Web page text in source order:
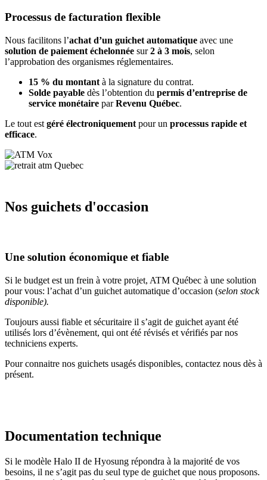
Processus de facturation flexible
Nous facilitons l’achat d’un guichet automatique avec une
solution de paiement échelonnée sur2 à 3 mois, selon
l’approbation des organismes réglementaires.
15 % du montant à la signature du contrat.
Solde payable dès l’obtention du permis d’entreprise de
service monétaire parRevenu Québec.
Le tout est géré électroniquement pour un processus rapide et
efficace.
Nos guichets d'occasion
Une solution économique et fiable
Si le budget est un frein à votre projet, ATM Québec à une solution
pour vous: l’achat d’un guichet automatique d’occasion (selon stock
disponible).
Toujours aussi fiable et sécuritaire il s’agit de guichet ayant été
utilisés lors d’évènement, qui ont été révisés et vérifiés par nos
techniciens experts.
Pour connaitre nos guichets usagés disponibles, contactez nous dès à
présent.
Documentation technique
Si le modèle Halo II de Hyosung répondra à la majorité de vos
besoins, il ne s’agit pas du seul type de guichet que nous proposons.